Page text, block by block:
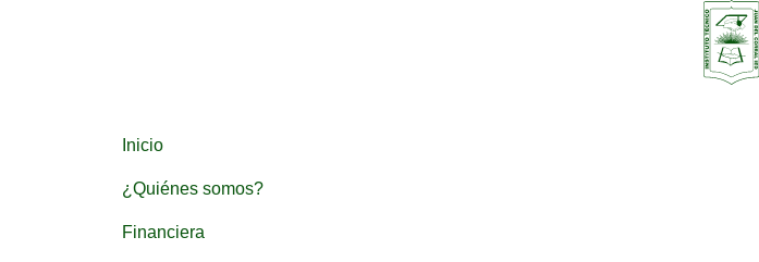
Inicio
¿Quiénes somos?
Financiera